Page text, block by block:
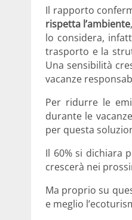
Il rapporto
rispetta l’ambiente
lo considera,
trasporto e la
Una sensibilità
vacanze
Per ridurre le
durante le
per questa
Il 60% si dichiara
crescerà nei
Ma proprio su
e meglio